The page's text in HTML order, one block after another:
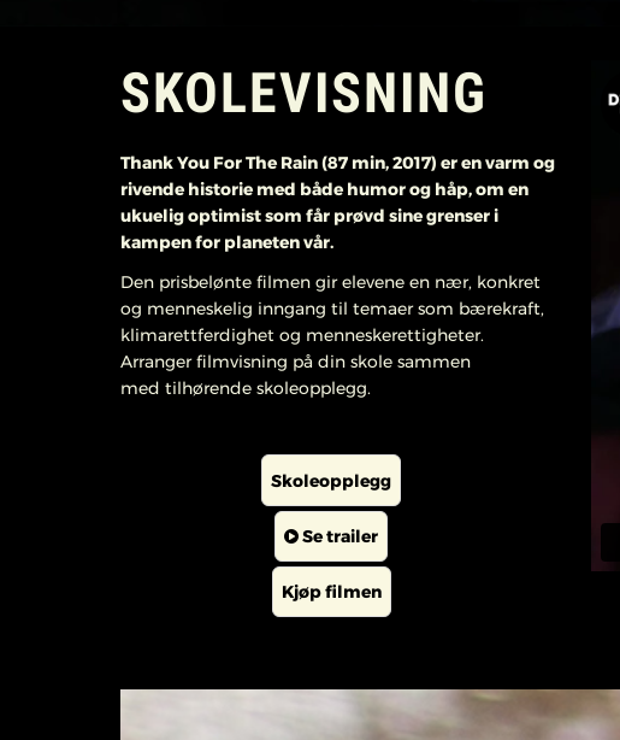
SKOLEVISNING
Thank You For The Rain (87 min, 2017) er en varm og
rivende historie med både humor og håp, om en
ukuelig optimist som får prøvd sine grenser i
kampen for planeten vår.
Den prisbelønte filmen gir elevene en nær, konkret
og menneskelig inngang til temaer som bærekraft,
klimarettferdighet og menneskerettigheter.
Arranger filmvisning på din skole sammen
med tilhørende skoleopplegg.
Skoleopplegg
Se trailer
Kjøp filmen